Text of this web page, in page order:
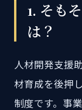
1. そも
は？
人材開発支援
材育成を後押
制度です。事